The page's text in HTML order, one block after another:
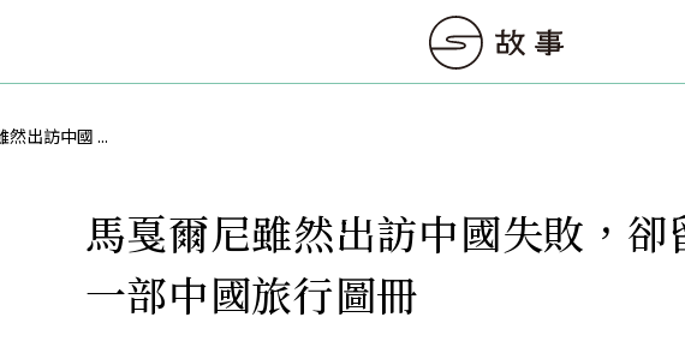
然出訪中國 ...
馬戛爾尼雖然出訪中國失敗，卻
一部中國旅行圖冊